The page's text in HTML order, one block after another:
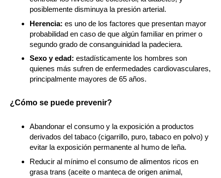
posiblemente disminuya la presión arterial.
Herencia: es uno de los factores que presentan mayor
probabilidad en caso de que algún familiar en primer o
segundo grado de consanguinidad la padeciera.
Sexo y edad: estadísticamente los hombres son
quienes más sufren de enfermedades cardiovasculares,
principalmente mayores de 65 años.
¿Cómo se puede prevenir?
Abandonar el consumo y la exposición a productos
derivados del tabaco (cigarrillo, puro, tabaco en polvo) y
evitar la exposición permanente al humo de leña.
Reducir al mínimo el consumo de alimentos ricos en
grasa trans (aceite o manteca de origen animal,